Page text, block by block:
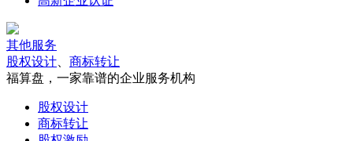
其他服务
股权设计
商标转让
福算盘，一家靠谱的企业服务机构
股权设计
商标转让